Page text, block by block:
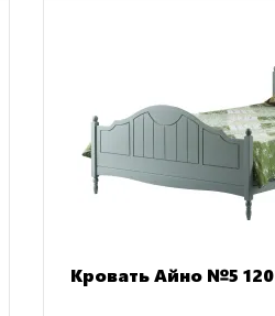
Кровать Айно №5 120